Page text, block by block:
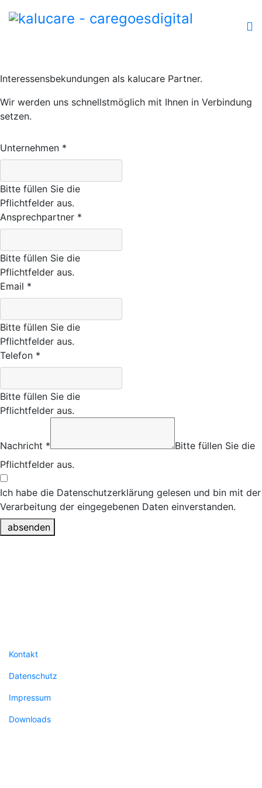
Interessensbekundungen als kalucare Partner.
Wir werden uns schnellstmöglich mit Ihnen in Verbindung
setzen.
Unternehmen *
Bitte füllen Sie die
Pflichtfelder aus.
Ansprechpartner *
Bitte füllen Sie die
Pflichtfelder aus.
Email *
Bitte füllen Sie die
Pflichtfelder aus.
Telefon *
Bitte füllen Sie die
Pflichtfelder aus.
Nachricht *
Bitte füllen Sie die
Pflichtfelder aus.
Ich habe die Datenschutzerklärung gelesen und bin mit der
Verarbeitung der eingegebenen Daten einverstanden.
absenden
Kontakt
Datenschutz
Impressum
Downloads